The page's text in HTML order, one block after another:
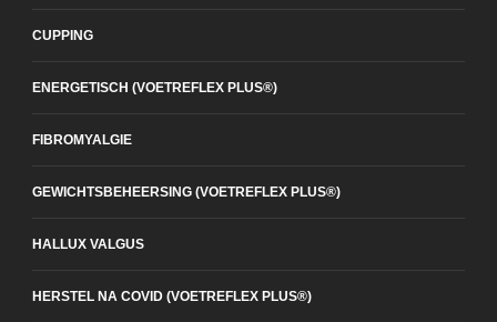
CUPPING
ENERGETISCH (VOETREFLEX PLUS®)
FIBROMYALGIE
GEWICHTSBEHEERSING (VOETREFLEX PLUS®)
HALLUX VALGUS
HERSTEL NA COVID (VOETREFLEX PLUS®)